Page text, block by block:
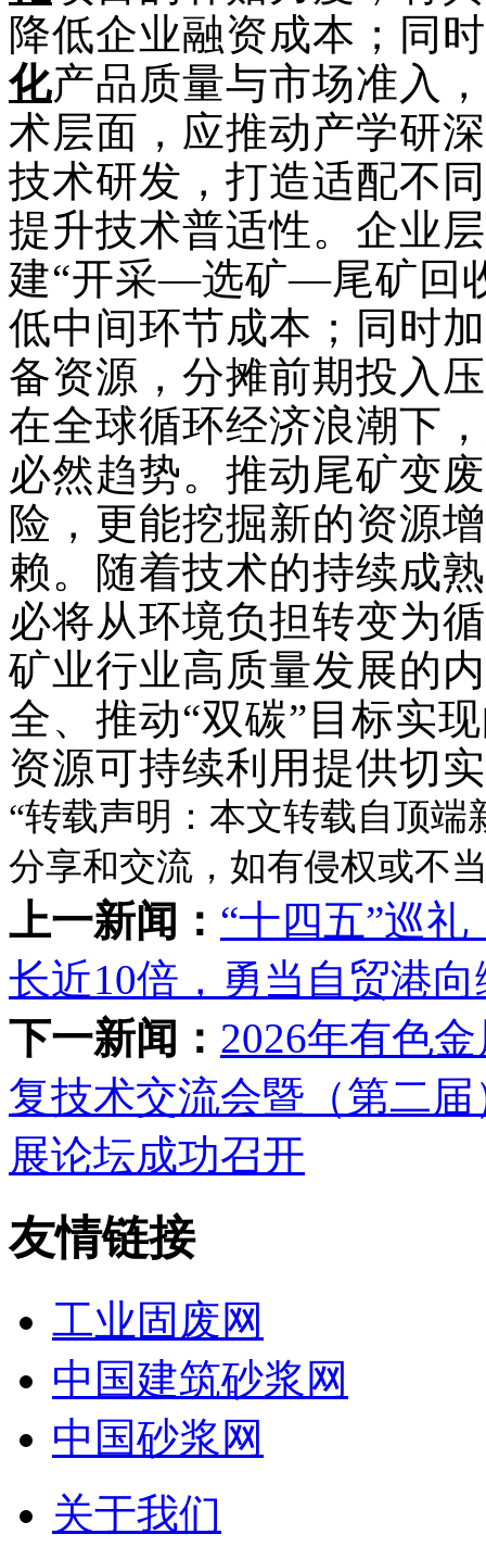
降低企业融资成本；同
化产品质量与市场准入
术层面，应推动产学研
技术研发，打造适配不
提升技术普适性。企业
建“开采—选矿—尾矿回
低中间环节成本；同时
备资源，分摊前期投入
在全球循环经济浪潮下，
必然趋势。推动尾矿变
险，更能挖掘新的资源
赖。随着技术的持续成
必将从环境负担转变为
矿业行业高质量发展的
全、推动“双碳”目标实
资源可持续利用提供切
“‌转载声明‌：本文转载自顶端
分享和交流，如有侵权或不
上一新闻： “十四五”巡
长近10倍，勇当自贸港
下一新闻： 2026年有色
复技术交流会暨（第二
展论坛成功召开
友情链接
工业固废网
中国建筑砂浆网
中国砂浆网
关于我们